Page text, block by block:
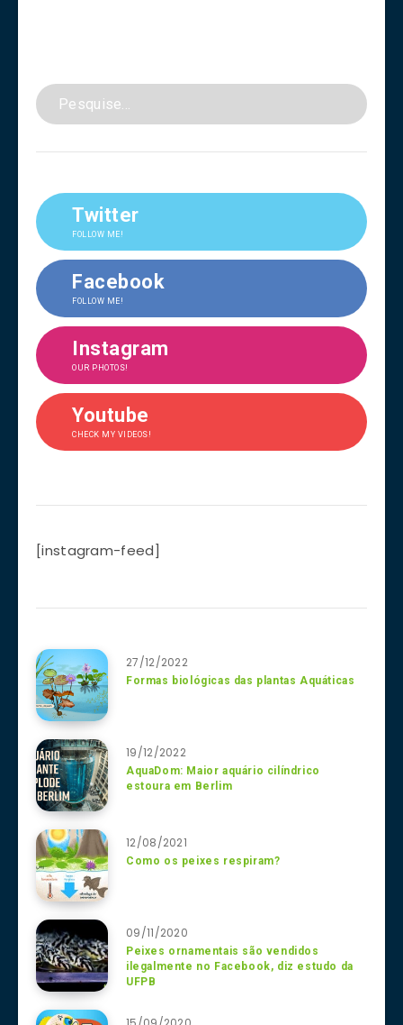
Twitter
FOLLOW ME!
Facebook
FOLLOW ME!
Instagram
OUR PHOTOS!
Youtube
CHECK MY VIDEOS!
[instagram-feed]
27/12/2022
Formas biológicas das plantas Aquáticas
19/12/2022
AquaDom: Maior aquário cilíndrico
estoura em Berlim
12/08/2021
Como os peixes respiram?
09/11/2020
Peixes ornamentais são vendidos
ilegalmente no Facebook, diz estudo da
UFPB